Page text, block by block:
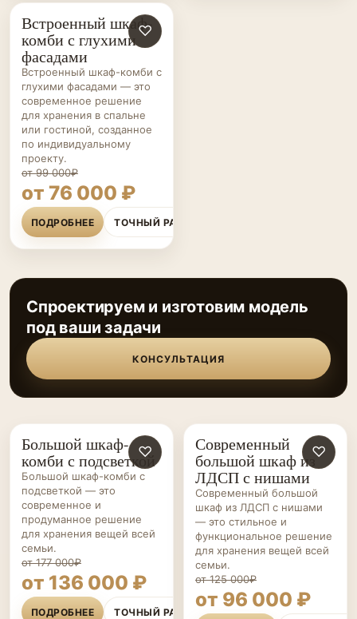
ШКАФЫ НА ЗАКАЗ ♡
Встроенный шкаф-
комби с глухими
фасадами
Встроенный шкаф-комби с
глухими фасадами — это
современное решение
для хранения в спальне
или гостиной, созданное
по индивидуальному
проекту.
от 99 000₽
от 76 000 ₽
ПОДРОБНЕЕ ТОЧНЫЙ РАСЧЁТ
Спроектируем и изготовим модель
под ваши задачи
КОНСУЛЬТАЦИЯ
ШКАФЫ НА ЗАКАЗ ♡
Большой шкаф-
комби с подсветкой
Большой шкаф-комби с
подсветкой — это
современное и
продуманное решение
для хранения вещей всей
семьи.
от 177 000₽
от 136 000 ₽
ПОДРОБНЕЕ ТОЧНЫЙ РАСЧЁТ
ШКАФЫ НА ЗАКАЗ ♡
Современный
большой шкаф из
ЛДСП с нишами
Современный большой
шкаф из ЛДСП с нишами
— это стильное и
функциональное решение
для хранения вещей всей
семьи.
от 125 000₽
от 96 000 ₽